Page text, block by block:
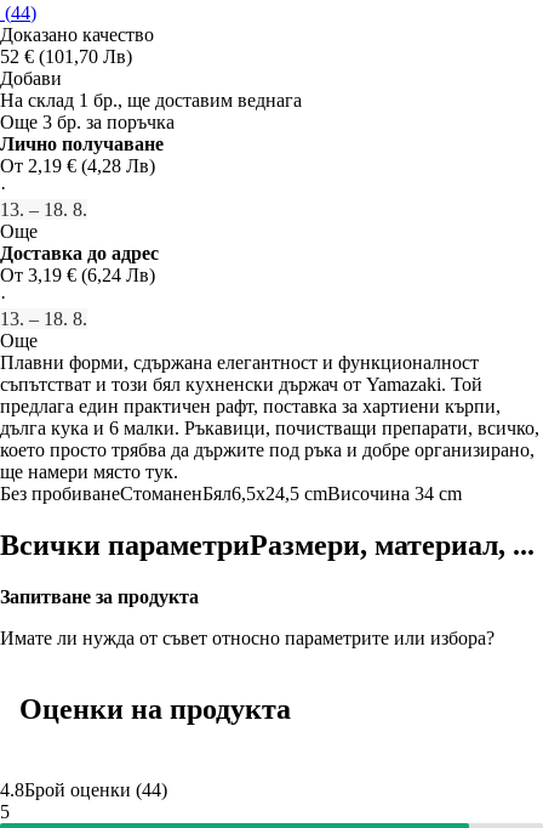
(44)
Доказано качество
52 € (101,70 Лв)
Добави
На склад 1 бр., ще доставим веднага
Още 3 бр. за поръчка
Лично получаване
От 2,19 € (4,28 Лв)
·
13. – 18. 8.
Още
Доставка до адрес
От 3,19 € (6,24 Лв)
·
13. – 18. 8.
Още
Плавни форми, сдържана елегантност и функционалност
съпътстват и този бял кухненски държач от Yamazaki. Той
предлага един практичен рафт, поставка за хартиени кърпи,
дълга кука и 6 малки. Ръкавици, почистващи препарати, всичко,
което просто трябва да държите под ръка и добре организирано,
ще намери място тук.
Без пробиванеСтоманенБял6,5x24,5 cmВисочина 34 cm
Всички параметриРазмери, материал, ...
Запитване за продукта
Имате ли нужда от съвет относно параметрите или избора?
Оценки на продукта
4.8Брой оценки (44)
5